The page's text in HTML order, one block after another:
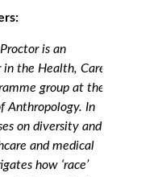
is an
in the Health, Care
group at the
Anthropology. In
on diversity and
and medical
how ‘race’